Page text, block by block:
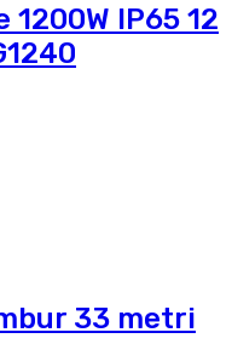
IP65 12
33 metri